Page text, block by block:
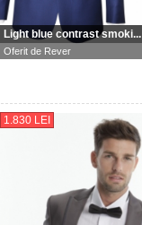
Light blue contrast smoki...
Oferit de Rever
1.830 LEI